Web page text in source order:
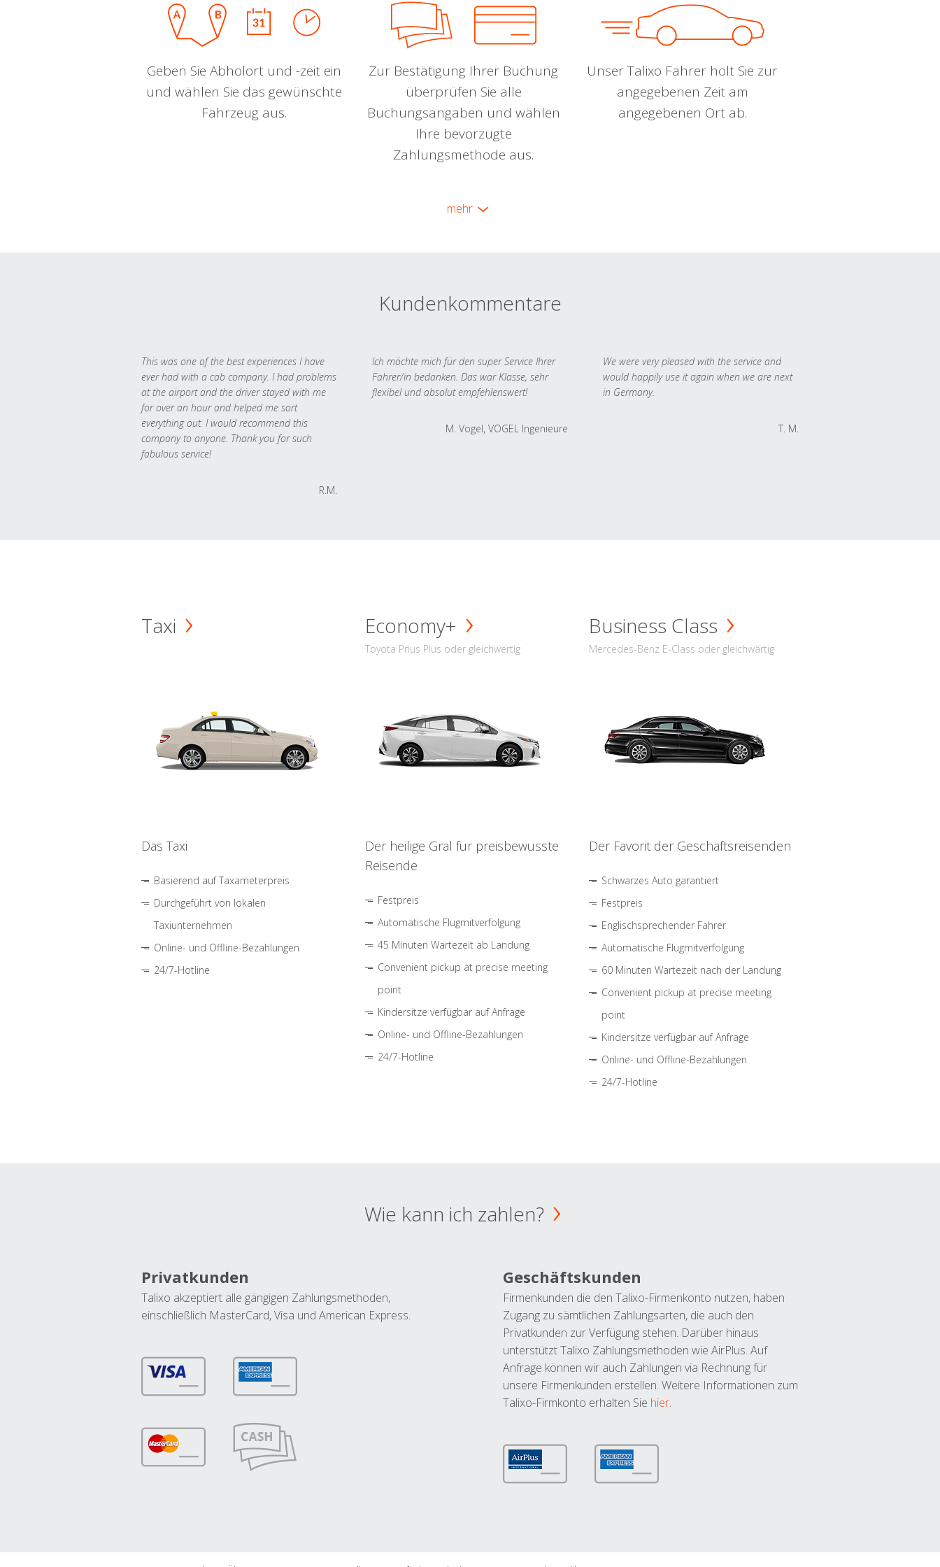
Geben Sie Abholort und -zeit ein
und wählen Sie das gewünschte
Fahrzeug aus.
Zur Bestätigung Ihrer Buchung
überprüfen Sie alle
Buchungsangaben und wählen
Ihre bevorzugte
Zahlungsmethode aus.
Unser Talixo Fahrer holt Sie zur
angegebenen Zeit am
angegebenen Ort ab.
mehr
Kundenkommentare
This was one of the best experiences I have
ever had with a cab company. I had problems
at the airport and the driver stayed with me
for over an hour and helped me sort
everything out. I would recommend this
company to anyone. Thank you for such
fabulous service!
R.M.
Ich möchte mich für den super Service Ihrer
Fahrer/in bedanken. Das war Klasse, sehr
flexibel und absolut empfehlenswert!
M. Vogel, VOGEL Ingenieure
We were very pleased with the service and
would happily use it again when we are next
in Germany.
T. M.
Taxi
Das Taxi
Basierend auf Taxameterpreis
Durchgeführt von lokalen
Taxiunternehmen
Online- und Offline-Bezahlungen
24/7-Hotline
Economy+
Toyota Prius Plus oder gleichwertig
Der heilige Gral für preisbewusste
Reisende
Festpreis
Automatische Flugmitverfolgung
45 Minuten Wartezeit ab Landung
Convenient pickup at precise meeting
point
Kindersitze verfügbar auf Anfrage
Online- und Offline-Bezahlungen
24/7-Hotline
Business Class
Mercedes-Benz E-Class oder gleichwärtig
Der Favorit der Geschäftsreisenden
Schwarzes Auto garantiert
Festpreis
Englischsprechender Fahrer
Automatische Flugmitverfolgung
60 Minuten Wartezeit nach der Landung
Convenient pickup at precise meeting
point
Kindersitze verfügbar auf Anfrage
Online- und Offline-Bezahlungen
24/7-Hotline
Wie kann ich zahlen?
Privatkunden
Talixo akzeptiert alle gängigen Zahlungsmethoden,
einschließlich MasterCard, Visa und American Express.
Geschäftskunden
Firmenkunden die den Talixo-Firmenkonto nutzen, haben
Zugang zu sämtlichen Zahlungsarten, die auch den
Privatkunden zur Verfügung stehen. Darüber hinaus
unterstützt Talixo Zahlungsmethoden wie AirPlus. Auf
Anfrage können wir auch Zahlungen via Rechnung für
unsere Firmenkunden erstellen. Weitere Informationen zum
Talixo-Firmkonto erhalten Sie hier.